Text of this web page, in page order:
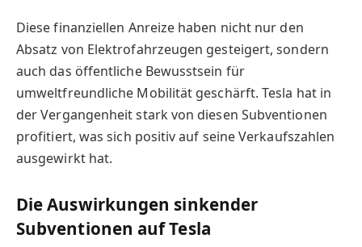
Diese finanziellen Anreize haben nicht nur den
Absatz von Elektrofahrzeugen gesteigert, sondern
auch das öffentliche Bewusstsein für
umweltfreundliche Mobilität geschärft. Tesla hat in
der Vergangenheit stark von diesen Subventionen
profitiert, was sich positiv auf seine Verkaufszahlen
ausgewirkt hat.
Die Auswirkungen sinkender
Subventionen auf Tesla